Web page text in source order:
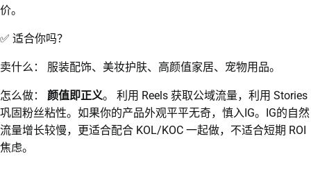
价。
✅ 适合你吗？
卖什么： 服装配饰、美妆护肤、高颜值家居、宠物用品。
怎么做： 颜值即正义。 利用 Reels 获取公域流量，利用 Stories
巩固粉丝粘性。如果你的产品外观平平无奇，慎入IG。IG的自然
流量增长较慢，更适合配合 KOL/KOC 一起做，不适合短期 ROI
焦虑。